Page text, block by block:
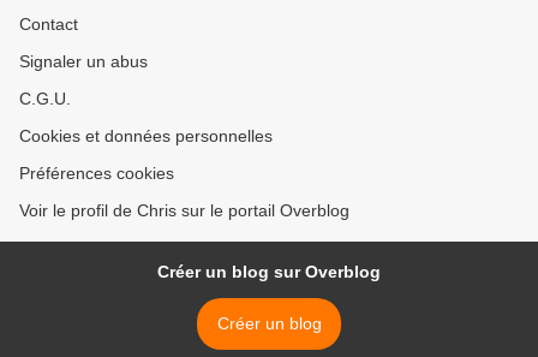
Contact
Signaler un abus
C.G.U.
Cookies et données personnelles
Préférences cookies
Voir le profil de Chris sur le portail Overblog
Créer un blog sur Overblog
Créer un blog